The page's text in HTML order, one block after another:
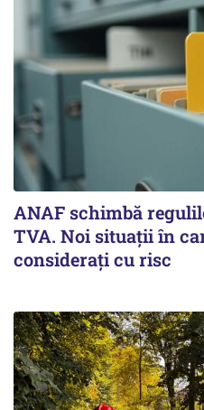
ANAF schimbă
TVA. Noi situaţii în
consideraţi cu risc